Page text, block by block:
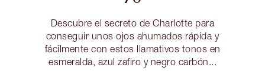
Descubre el secreto de Charlotte para
conseguir unos ojos ahumados rápida y
fácilmente con estos llamativos tonos en
esmeralda, azul zafiro y negro carbón...